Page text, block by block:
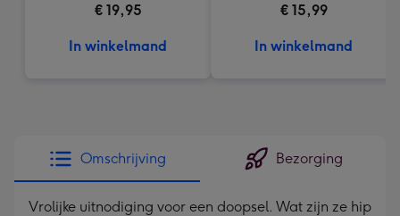
€ 19,95
In winkelmand
€ 15,99
In winkelmand
Omschrijving Bezorging
Vrolijke uitnodiging voor een doopsel. Wat zijn ze hip